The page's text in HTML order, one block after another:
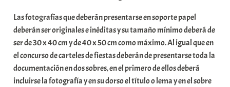
Las fotografías que deberán presentarse en soporte papel
deberán ser originales e inéditas y su tamaño mínimo deberá de
ser de 30 x 40 cm y de 40 x 50 cm como máximo. Al igual que en
el concurso de carteles de fiestas deberán de presentarse toda la
documentación en dos sobres, en el primero de ellos deberá
incluirse la fotografía y en su dorso el título o lema y en el sobre